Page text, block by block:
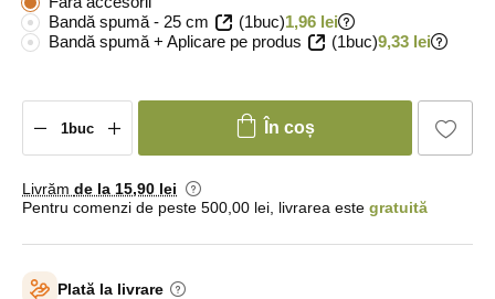
Bandă spumă - 25 cm
(1buc)1,96 lei
Bandă spumă + Aplicare pe produs
(1buc)9,33 lei
În coș
Livrăm de la 15,90 lei
Pentru comenzi de peste 500,00 lei, livrarea este gratuită
Plată la livrare